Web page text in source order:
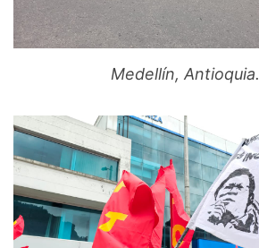
Medellín, Antioquia.